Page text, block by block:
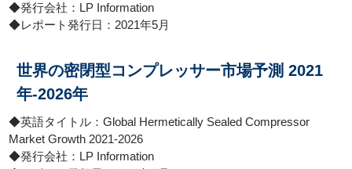
◆発行会社：LP Information
◆レポート発行日：2021年5月
世界の密閉型コンプレッサー市場予測 2021
年-2026年
◆英語タイトル：Global Hermetically Sealed Compressor
Market Growth 2021-2026
◆発行会社：LP Information